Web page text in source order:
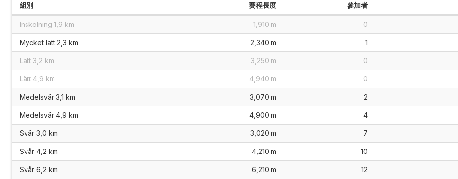
組別 賽程長度 參加者
Inskolning 1,9 km 1,910 m 0
Mycket lätt 2,3 km 2,340 m 1
Lätt 3,2 km 3,250 m 0
Lätt 4,9 km 4,940 m 0
Medelsvår 3,1 km 3,070 m 2
Medelsvår 4,9 km 4,900 m 4
Svår 3,0 km 3,020 m 7
Svår 4,2 km 4,210 m 10
Svår 6,2 km 6,210 m 12